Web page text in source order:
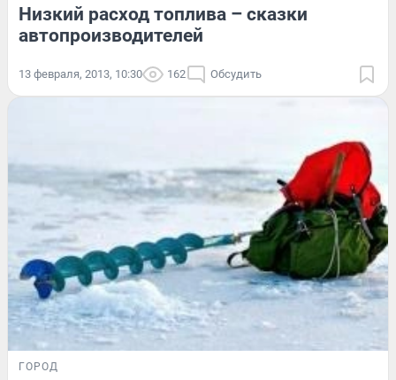
Низкий расход топлива – сказки
автопроизводителей
13 февраля, 2013, 10:30 162 Обсудить
ГОРОД